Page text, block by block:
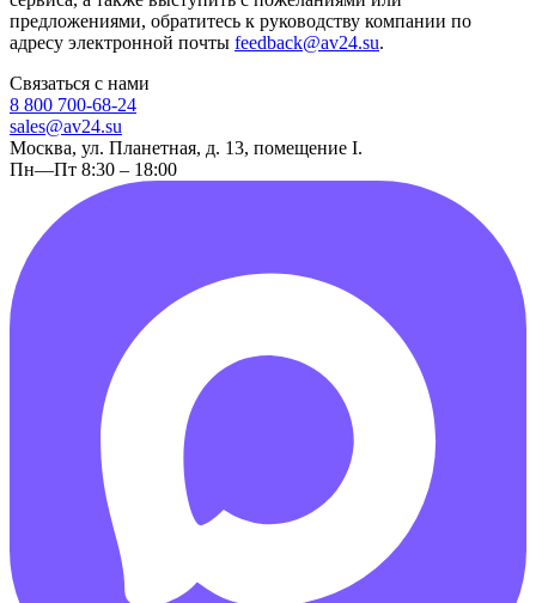
предложениями, обратитесь к руководству компании по
адресу электронной почты feedback@av24.su.
Связаться с нами
8 800 700-68-24
sales@av24.su
Москва, ул. Планетная, д. 13, помещение I.
Пн—Пт 8:30 – 18:00